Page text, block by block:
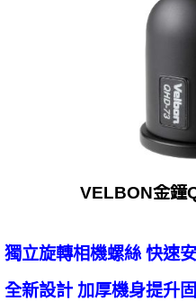
VELBON金鐘
獨立旋轉相機螺絲 快速
全新設計 加厚機身提升